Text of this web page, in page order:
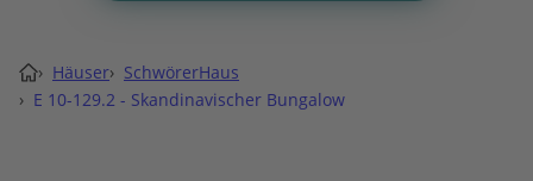
› Häuser› SchwörerHaus
› E 10-129.2 - Skandinavischer Bungalow